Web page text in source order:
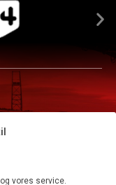
vores service.